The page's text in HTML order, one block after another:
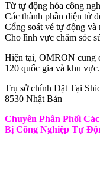
Từ tự động hóa công
Các thành phần điện tử
Cổng soát vé tự động
Cho lĩnh vực chăm sóc
Hiện tại, OMRON cung
120 quốc gia và khu vực.
Trụ sở chính Đặt Tại
8530 Nhật Bản
Chuyên Phân Phối
Bị Công Nghiệp Tự